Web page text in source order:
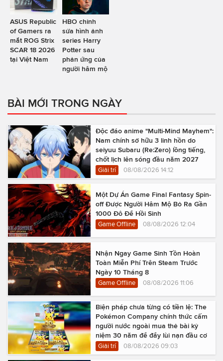
ASUS Republic
of Gamers ra
mắt ROG Strix
SCAR 18 2026
tại Việt Nam
HBO chỉnh
sửa hình ảnh
series Harry
Potter sau
phản ứng của
người hâm mộ
BÀI MỚI TRONG NGÀY
Độc đáo anime "Multi-Mind Mayhem":
Nam chính sở hữu 3 linh hồn do
seiyuu Subaru (Re:Zero) lồng tiếng,
chốt lịch lên sóng đầu năm 2027
Giải trí 08/08/2026 14:12
Một Dự Án Game Final Fantasy Spin-
off Được Người Hâm Mộ Bỏ Ra Gần
1000 Đô Để Hồi Sinh
Game Offline 08/08/2026 12:04
Nhận Ngay Game Sinh Tồn Hoàn
Toàn Miễn Phí Trên Steam Trước
Ngày 10 Tháng 8
Game Offline 08/08/2026 11:06
Biện pháp chưa từng có tiền lệ: The
Pokémon Company chính thức cấm
người nước ngoài mua thẻ bài kỷ
niệm 30 năm để đẩy lùi nạn đầu cơ
Giải trí 08/08/2026 09:03